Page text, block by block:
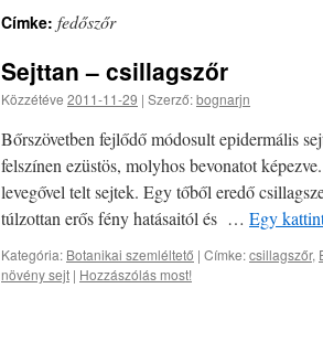
Címke: fedőszőr
Sejttan – csillagszőr
Közzétéve 2011-11-29 | Szerző:bognarjn
Bőrszövetben fejlődő módosult epidermális
felszínen ezüstös, molyhos bevonatot
levegővel telt sejtek. Egy tőből eredő
túlzottan erős fény hatásaitól és … Egy
Kategória: Botanikai szemléltető | Címke:csillagszőr,
növény sejt | Hozzászólás most!